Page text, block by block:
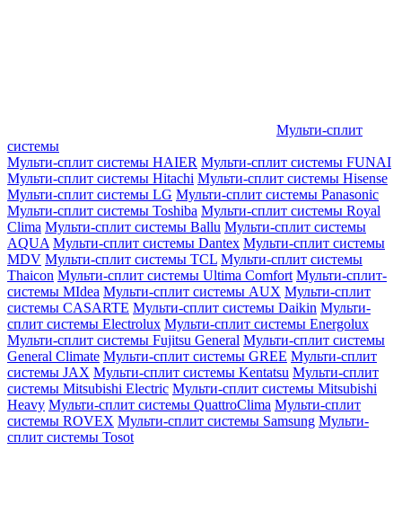
Мульти-сплит
системы
Мульти-сплит системы HAIER Мульти-сплит системы FUNAI
Мульти-сплит системы Hitachi Мульти-сплит системы Hisense
Мульти-сплит системы LG Мульти-сплит системы Panasonic
Мульти-сплит системы Toshiba Мульти-сплит системы Royal
Clima Мульти-сплит системы Ballu Мульти-сплит системы
AQUA Мульти-сплит системы Dantex Мульти-сплит системы
MDV Мульти-сплит системы TCL Мульти-сплит системы
Thaicon Мульти-сплит системы Ultima Comfort Мульти-сплит-
системы MIdea Мульти-сплит системы AUX Мульти-сплит
системы CASARTE Мульти-сплит системы Daikin Мульти-
сплит системы Electrolux Мульти-сплит системы Energolux
Мульти-сплит системы Fujitsu General Мульти-сплит системы
General Climate Мульти-сплит системы GREE Мульти-сплит
системы JAX Мульти-сплит системы Kentatsu Мульти-сплит
системы Mitsubishi Electric Мульти-сплит системы Mitsubishi
Heavy Мульти-сплит системы QuattroClima Мульти-сплит
системы ROVEX Мульти-сплит системы Samsung Мульти-
сплит системы Tosot